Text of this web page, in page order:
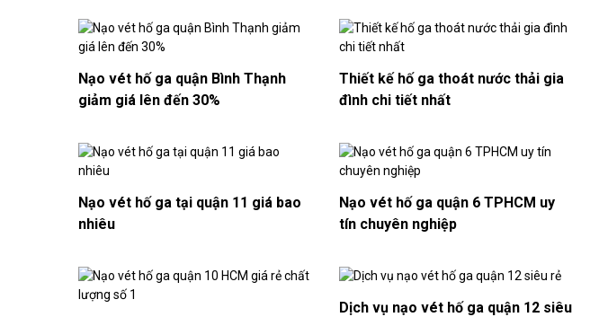
Nạo vét hố ga quận Bình Thạnh
giảm giá lên đến 30%
Thiết kế hố ga thoát nước thải gia
đình chi tiết nhất
Nạo vét hố ga tại quận 11 giá bao
nhiêu
Nạo vét hố ga quận 6 TPHCM uy
tín chuyên nghiệp
Dịch vụ nạo vét hố ga quận 12 siêu